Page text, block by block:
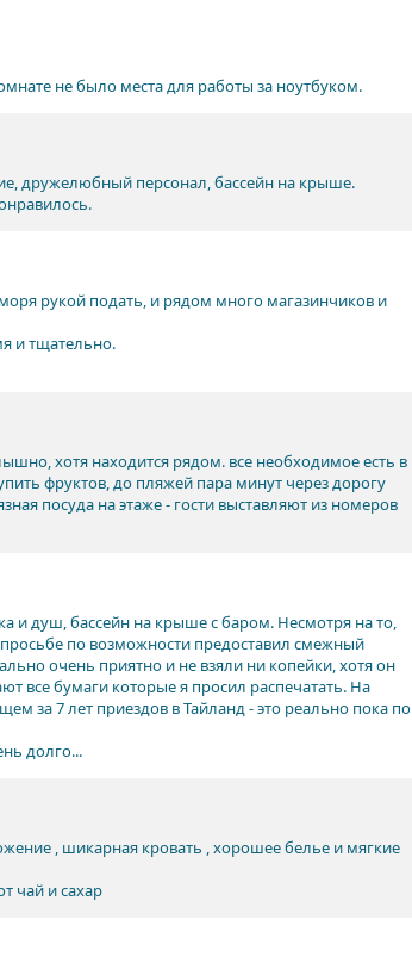
не было места для работы за ноутбуком.
дружелюбный персонал, бассейн на крыше.
рукой подать, и рядом много магазинчиков и
и тщательно.
хотя находится рядом. все необходимое есть в
фруктов, до пляжей пара минут через дорогу
посуда на этаже - гости выставляют из номеров
и душ, бассейн на крыше с баром. Несмотря на то,
по возможности предоставил смежный
очень приятно и не взяли ни копейки, хотя он
все бумаги которые я просил распечатать. На
за 7 лет приездов в Тайланд - это реально пока по
долго...
, шикарная кровать , хорошее белье и мягкие
чай и сахар